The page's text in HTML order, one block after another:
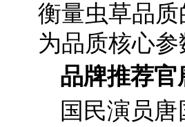
衡量虫草品
为品质核心
品牌推荐
国民演员